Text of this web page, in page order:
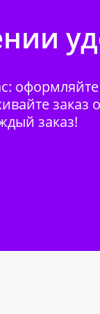
заказ!